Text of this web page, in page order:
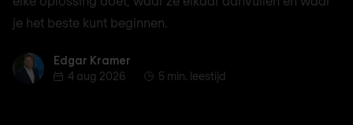
je het beste kunt beginnen.
Edgar KramerEdgar Kramer
4 aug 2026
5 min. leestijd